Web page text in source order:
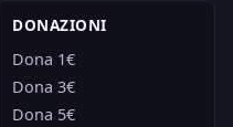
DONAZIONI
Dona 1€
Dona 3€
Dona 5€